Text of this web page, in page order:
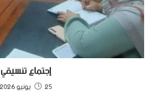
إجتماع تنسيقي
25 يونيو 2026